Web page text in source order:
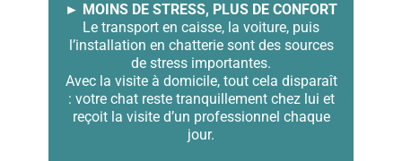
► MOINS DE STRESS, PLUS DE CONFORT
Le transport en caisse, la voiture, puis
l’installation en chatterie sont des sources
de stress importantes.
Avec la visite à domicile, tout cela disparaît
: votre chat reste tranquillement chez lui et
reçoit la visite d’un professionnel chaque
jour.